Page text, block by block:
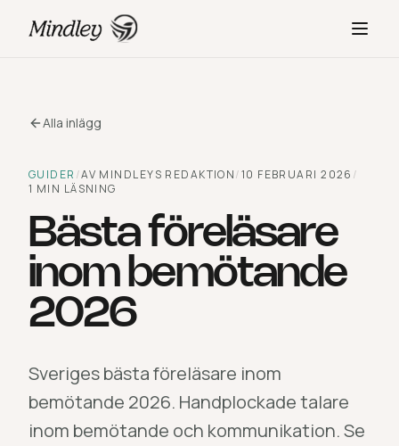
Alla inlägg
GUIDER /AV MINDLEYS REDAKTION/10 FEBRUARI 2026 /
1 MIN LÄSNING
Bästa föreläsare
inom bemötande
2026
Sveriges bästa föreläsare inom
bemötande 2026. Handplockade talare
inom bemötande och kommunikation. Se